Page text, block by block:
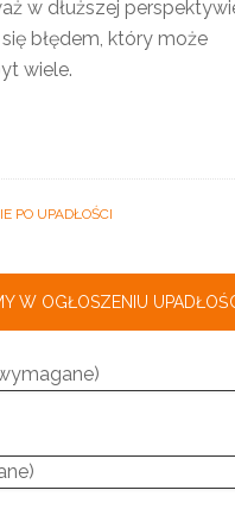
w dłuższej
błędem, który może
wiele.
PO UPADŁOŚCI
W OGŁOSZENIU